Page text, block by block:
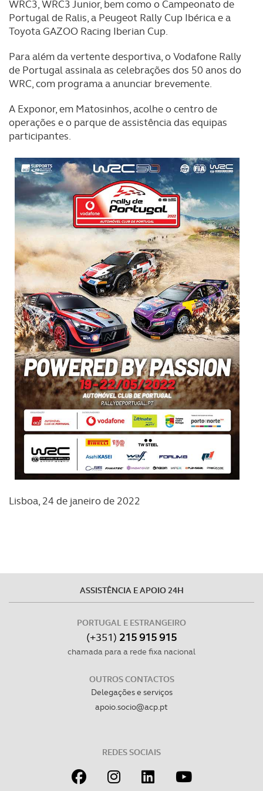
O ACP garantirá que as transferências internacionais de
dados pessoais serão realizadas apenas com o seu
consentimento e quando tal se afigure estritamente
necessário no contexto dos serviços a prestar.
tecnologias similares pode ter impacto na sua
experiência de navegação no Website e nos serviços
disponibilizados.
Consulte a política de cookies do site.
WRC3, WRC3 Junior, bem como o Campeonato de
Portugal de Ralis, a Peugeot Rally Cup Ibérica e a
Toyota GAZOO Racing Iberian Cup.
Para além da vertente desportiva, o Vodafone Rally
de Portugal assinala as celebrações dos 50 anos do
WRC, com programa a anunciar brevemente.
A Exponor, em Matosinhos, acolhe o centro de
operações e o parque de assistência das equipas
participantes.
Lisboa, 24 de janeiro de 2022
ASSISTÊNCIA E APOIO 24H
PORTUGAL E ESTRANGEIRO
(+351) 215 915 915
chamada para a rede fixa nacional
OUTROS CONTACTOS
Delegações e serviços
apoio.socio@acp.pt
REDES SOCIAIS